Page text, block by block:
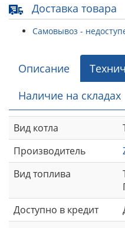
Доставка товара
Самовывоз -
Описание
Наличие на складах
Вид котла
Производитель
Вид топлива
Доступно в кредит